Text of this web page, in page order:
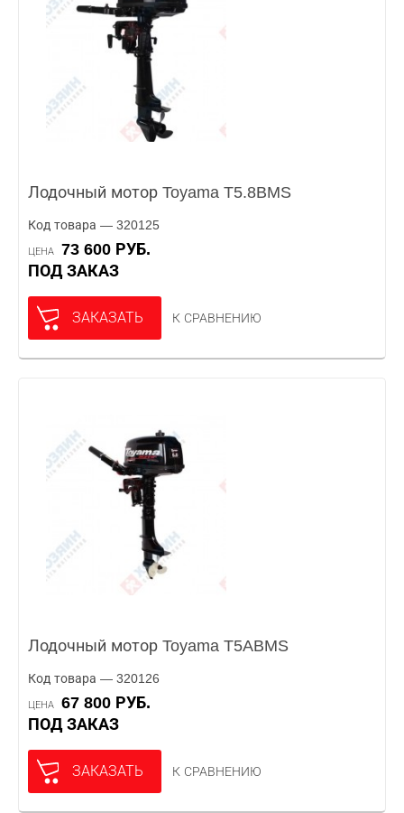
Лодочный мотор Toyama T5.8BMS
Код товара — 320125
ЦЕНА
73 600 РУБ.
ПОД ЗАКАЗ
ЗАКАЗАТЬ К СРАВНЕНИЮ
Лодочный мотор Toyama T5ABMS
Код товара — 320126
ЦЕНА
67 800 РУБ.
ПОД ЗАКАЗ
ЗАКАЗАТЬ К СРАВНЕНИЮ